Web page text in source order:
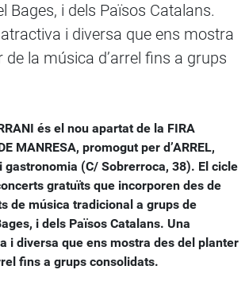
Bages, i dels Països Catalans.
i diversa que ens mostra
de la música d’arrel fins a grups
és el nou apartat de la FIRA
MANRESA, promogut per d’ARREL,
gastronomia (C/ Sobrerroca, 38). El cicle
gratuïts que incorporen des de
de música tradicional a grups de
i dels Països Catalans. Una
i diversa que ens mostra des del planter
fins a grups consolidats.